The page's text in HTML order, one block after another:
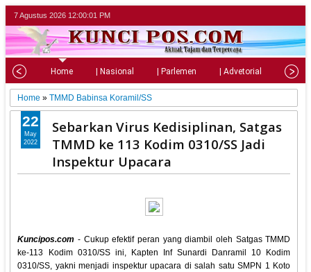
7 Agustus 2026 12:00:02 PM
Home | Nasional | Parlemen | Advetorial |
Home »TMMD Babinsa Koramil/SS
Sebarkan Virus Kedisiplinan, Satgas
TMMD ke 113 Kodim 0310/SS Jadi
Inspektur Upacara
Kuncipos.com - Cukup efektif peran yang diambil oleh Satgas TMMD
ke-113 Kodim 0310/SS ini, Kapten Inf Sunardi Danramil 10 Kodim
0310/SS, yakni menjadi inspektur upacara di salah satu SMPN 1 Koto
22
May
2022